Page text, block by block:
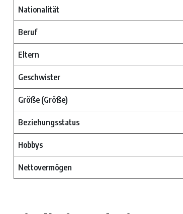
Nationalität
Beruf
Eltern
Geschwister
Größe (Größe)
Beziehungsstatus
Hobbys
Nettovermögen